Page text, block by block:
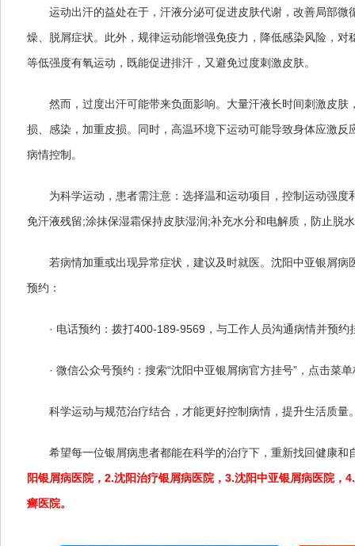
运动出汗的益处在于，汗液分泌可促进皮肤代谢，改善局部微
燥、脱屑症状。此外，规律运动能增强免疫力，降低感染风险，
等低强度有氧运动，既能促进排汗，又避免过度刺激皮肤。
然而，过度出汗可能带来负面影响。大量汗液长时间刺激皮肤
损、感染，加重皮损。同时，高温环境下运动可能导致身体应激
病情控制。
为科学运动，患者需注意：选择温和运动项目，控制运动强度
免汗液残留;涂抹保湿霜保持皮肤湿润;补充水分和电解质，防止脱
若病情加重或出现异常症状，建议及时就医。沈阳中亚银屑病
预约：
· 电话预约：拨打400-189-9569，与工作人员沟通病情并预约
· 微信公众号预约：搜索“沈阳中亚银屑病官方挂号”，点击菜单
科学运动与规范治疗结合，才能更好控制病情，提升生活质量
希望每一位银屑病患者都能在科学的治疗下，重新找回健康和
阳银屑病医院，2.沈阳治疗银屑病医院，3.沈阳中亚银屑病医院，
癣医院。